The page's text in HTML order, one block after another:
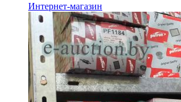
Интернет-магазин